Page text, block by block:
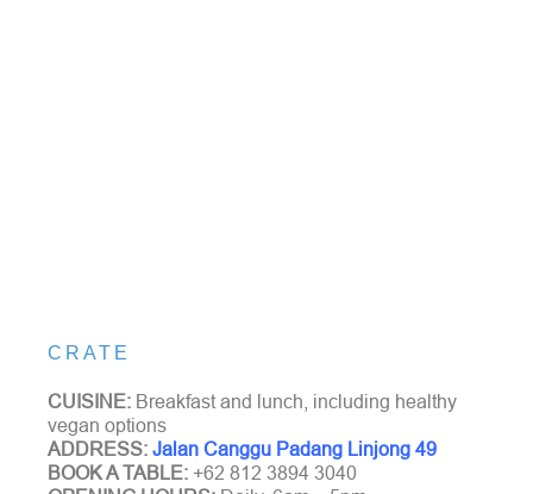
CRATE
CUISINE: Breakfast and lunch, including healthy
vegan options
ADDRESS: Jalan Canggu Padang Linjong 49
BOOK A TABLE: +62 812 3894 3040